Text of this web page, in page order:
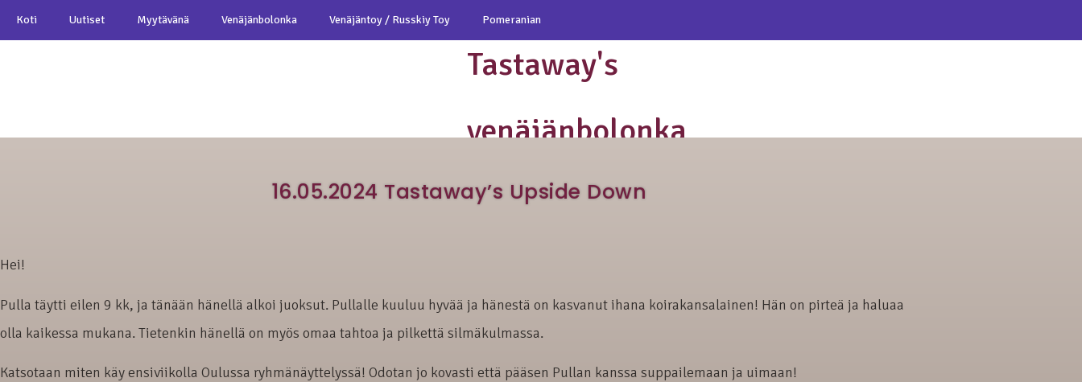
Koti Uutiset Myytävänä Venäjänbolonka Venäjäntoy / Russkiy Toy Pomeranian
Tastaway's
venäjänbolonka
pomeranian
16.05.2024 Tastaway’s Upside Down
Hei!
Pulla täytti eilen 9 kk, ja tänään hänellä alkoi juoksut. Pullalle kuuluu hyvää ja hänestä on kasvanut ihana koirakansalainen! Hän on pirteä ja haluaa
olla kaikessa mukana. Tietenkin hänellä on myös omaa tahtoa ja pilkettä silmäkulmassa.
Katsotaan miten käy ensiviikolla Oulussa ryhmänäyttelyssä! Odotan jo kovasti että pääsen Pullan kanssa suppailemaan ja uimaan!